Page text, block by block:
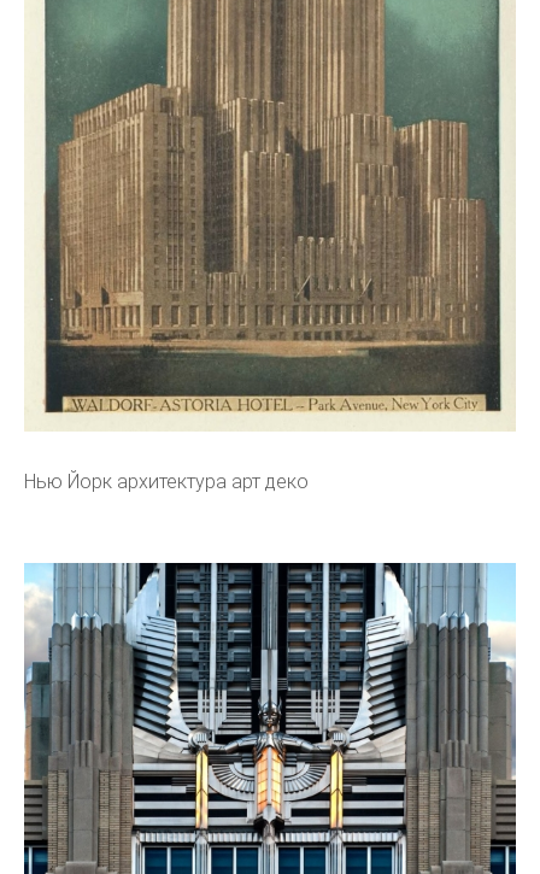
Нью Йорк архитектура арт деко